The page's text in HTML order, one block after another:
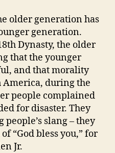
older generation has
generation.
Dynasty, the older
that the younger
and that morality
during the
people complained
for disaster. They
slang – they
“God bless you,” for
Jr.